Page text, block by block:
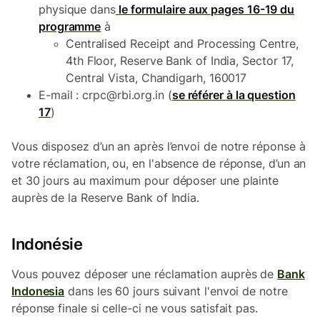
physique dansle formulaire aux pages 16-19 du
programme à
Centralised Receipt and Processing Centre,
4th Floor, Reserve Bank of India, Sector 17,
Central Vista, Chandigarh, 160017
E-mail : crpc@rbi.org.in (se référer à la question
17)
Vous disposez d’un an après l’envoi de notre réponse à
votre réclamation, ou, en l'absence de réponse, d’un an
et 30 jours au maximum pour déposer une plainte
auprès de la Reserve Bank of India.
Indonésie
Vous pouvez déposer une réclamation auprès de Bank
Indonesia dans les 60 jours suivant l'envoi de notre
réponse finale si celle-ci ne vous satisfait pas.